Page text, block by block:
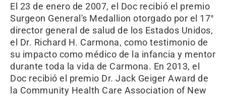
El 23 de enero de 2007, el Doc recibió el premio
Surgeon General's Medallion otorgado por el 17°
director general de salud de los Estados Unidos,
el Dr. Richard H. Carmona, como testimonio de
su impacto como médico de la infancia y mentor
durante toda la vida de Carmona. En 2013, el
Doc recibió el premio Dr. Jack Geiger Award de
la Community Health Care Association of New